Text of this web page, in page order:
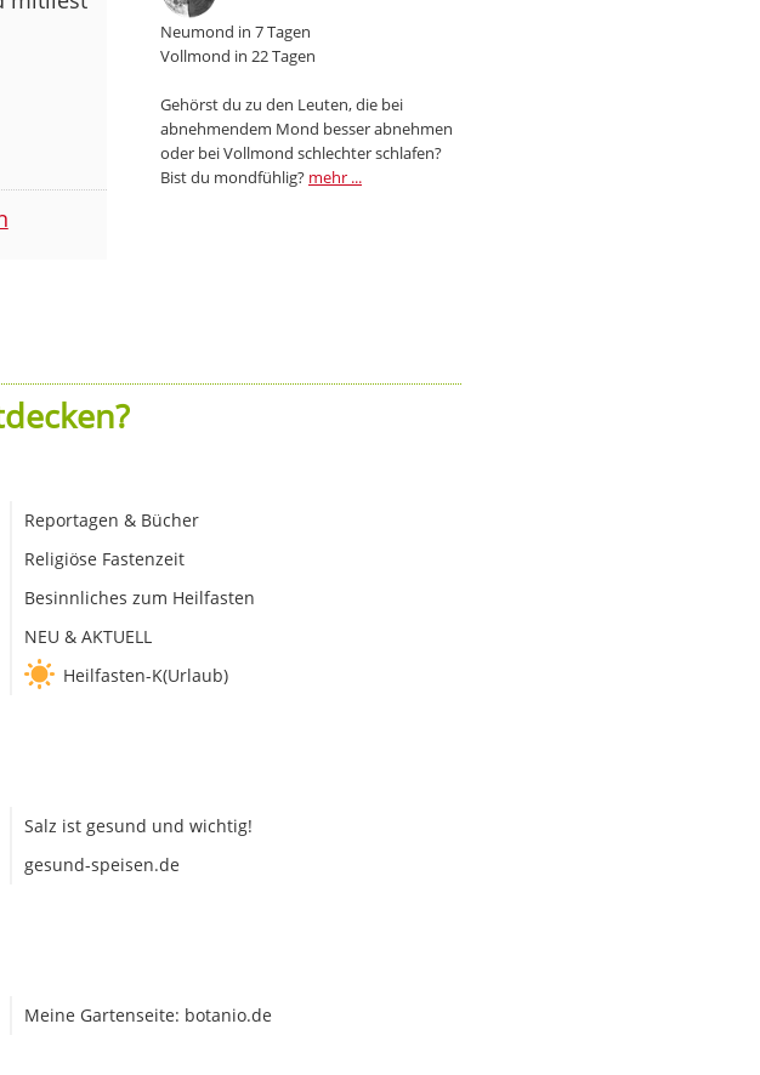
Neumond in 7 Tagen
Vollmond in 22 Tagen
Gehörst du zu den Leuten, die bei
abnehmendem Mond besser abnehmen
oder bei Vollmond schlechter schlafen?
Bist du mondfühlig? mehr ...
Reportagen & Bücher
Religiöse Fastenzeit
Besinnliches zum Heilfasten
NEU & AKTUELL
Heilfasten-K(Urlaub)
Salz ist gesund und wichtig!
gesund-speisen.de
Meine Gartenseite: botanio.de